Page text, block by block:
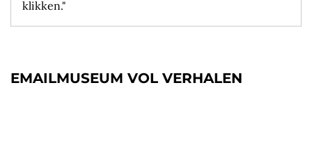
klikken."
EMAILMUSEUM VOL VERHALEN